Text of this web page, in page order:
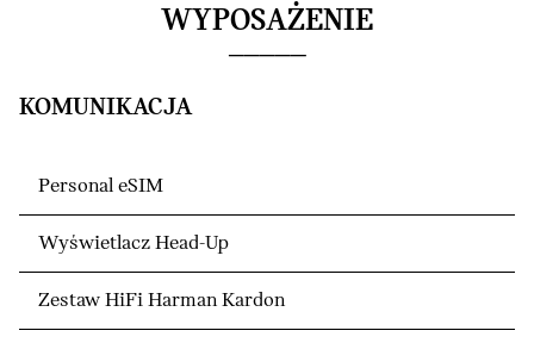
WYPOSAŻENIE
KOMUNIKACJA
Personal eSIM
Wyświetlacz Head-Up
Zestaw HiFi Harman Kardon